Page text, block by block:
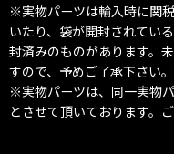
※実物パーツは輸入時に関
いたり、袋が開封されてい
封済みのものがあります。
すので、予めご了承下さい。
※実物パーツは、同一実物
とさせて頂いております。ご